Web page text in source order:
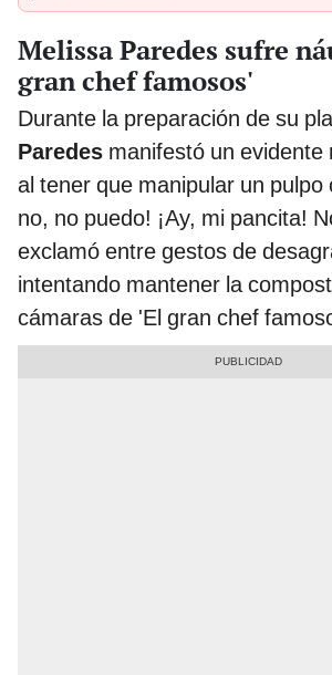
Melissa Paredes sufre
gran chef famosos'
Durante la preparación de su
Paredes manifestó un
al tener que manipular un pulpo
no, no puedo! ¡Ay, mi pancita!
exclamó entre gestos de
intentando mantener la
cámaras de 'El gran chef